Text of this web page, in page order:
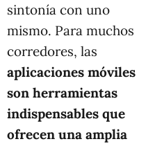
sintonía con uno
mismo. Para muchos
corredores, las
aplicaciones móviles
son herramientas
indispensables que
ofrecen una amplia